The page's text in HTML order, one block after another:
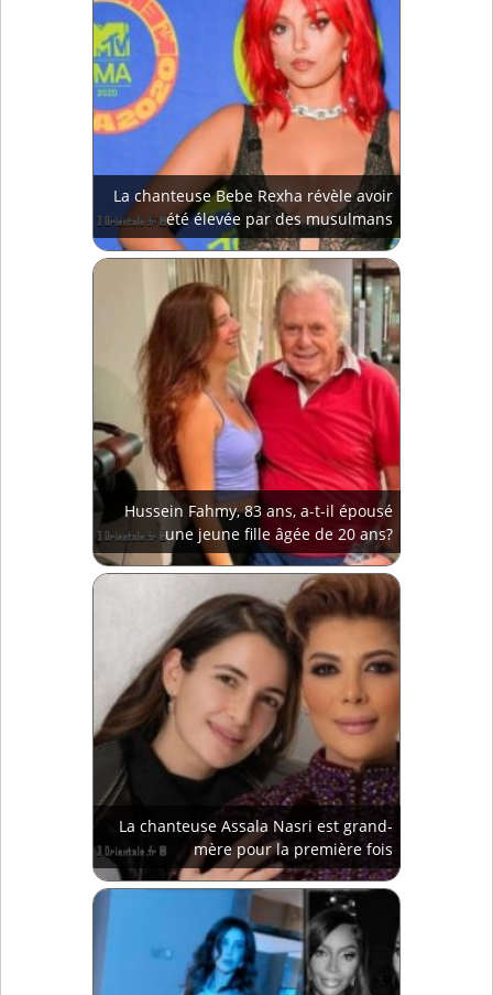
La chanteuse Bebe Rexha révèle avoir
été élevée par des musulmans
Hussein Fahmy, 83 ans, a-t-il épousé
une jeune fille âgée de 20 ans?
La chanteuse Assala Nasri est grand-
mère pour la première fois